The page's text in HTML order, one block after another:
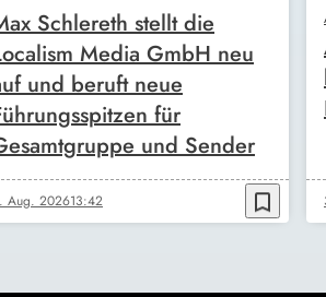
Schlereth stellt die
Media GmbH neu
und beruft neue
für
und Sender
Aug. 202613:42 bookmark_border